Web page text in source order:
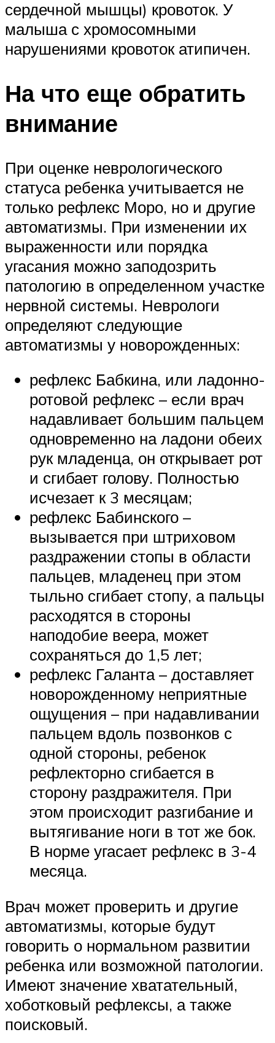
сердечной мышцы) кровоток. У
малыша с хромосомными
нарушениями кровоток атипичен.
На что еще обратить
внимание
При оценке неврологического
статуса ребенка учитывается не
только рефлекс Моро, но и другие
автоматизмы. При изменении их
выраженности или порядка
угасания можно заподозрить
патологию в определенном участке
нервной системы. Неврологи
определяют следующие
автоматизмы у новорожденных:
рефлекс Бабкина, или ладонно-
ротовой рефлекс – если врач
надавливает большим пальцем
одновременно на ладони обеих
рук младенца, он открывает рот
и сгибает голову. Полностью
исчезает к 3 месяцам;
рефлекс Бабинского –
вызывается при штриховом
раздражении стопы в области
пальцев, младенец при этом
тыльно сгибает стопу, а пальцы
расходятся в стороны
наподобие веера, может
сохраняться до 1,5 лет;
рефлекс Галанта – доставляет
новорожденному неприятные
ощущения – при надавливании
пальцем вдоль позвонков с
одной стороны, ребенок
рефлекторно сгибается в
сторону раздражителя. При
этом происходит разгибание и
вытягивание ноги в тот же бок.
В норме угасает рефлекс в 3-4
месяца.
Врач может проверить и другие
автоматизмы, которые будут
говорить о нормальном развитии
ребенка или возможной патологии.
Имеют значение хватательный,
хоботковый рефлексы, а также
поисковый.